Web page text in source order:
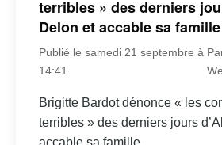
terribles » des derniers
Delon et accable sa famille
Publié le samedi 21 septembre à
14:41
Brigitte Bardot dénonce « les
terribles » des derniers jours